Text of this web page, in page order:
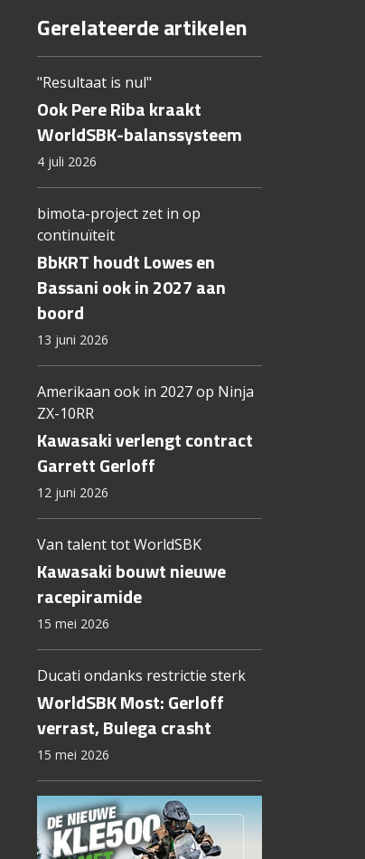
Gerelateerde artikelen
"Resultaat is nul"
Ook Pere Riba kraakt
WorldSBK-balanssysteem
4 juli 2026
bimota-project zet in op
continuïteit
BbKRT houdt Lowes en
Bassani ook in 2027 aan
boord
13 juni 2026
Amerikaan ook in 2027 op Ninja
ZX-10RR
Kawasaki verlengt contract
Garrett Gerloff
12 juni 2026
Van talent tot WorldSBK
Kawasaki bouwt nieuwe
racepiramide
15 mei 2026
Ducati ondanks restrictie sterk
WorldSBK Most: Gerloff
verrast, Bulega crasht
15 mei 2026